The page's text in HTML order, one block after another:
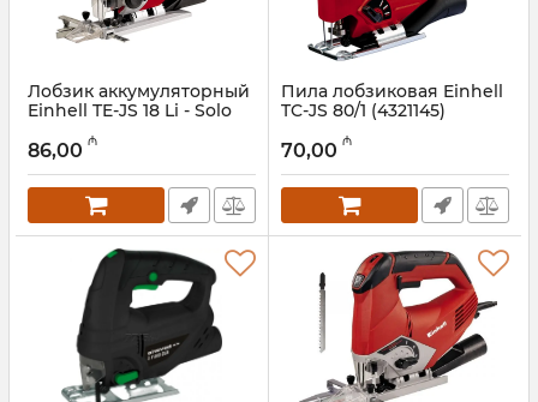
Лобзик аккумуляторный
Einhell TE-JS 18 Li - Solo
Артикул:
86,00 ₼
Пила лобзиковая Einhell
TC-JS 80/1 (4321145)
017008027
70,00 ₼